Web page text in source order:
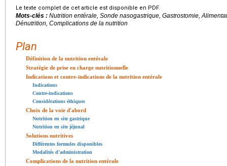
Le texte complet de cet article est disponible en PDF.
Mots-clés : Nutrition entérale, Sonde nasogastrique, Gastrostomie,
Dénutrition, Complications de la nutrition
Plan
Définition de la nutrition entérale
Stratégie de prise en charge nutritionnelle
Indications et contre-indications de la nutrition entérale
Indications
Contre-indications
Considérations éthiques
Choix de la voie d'abord
Nutrition en site gastrique
Nutrition en site jéjunal
Solutions nutritives
Différentes formules disponibles
Modalités d'administration
Complications de la nutrition entérale